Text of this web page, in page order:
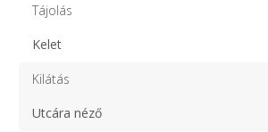
Tájolás
Kelet
Kilátás
Utcára néző